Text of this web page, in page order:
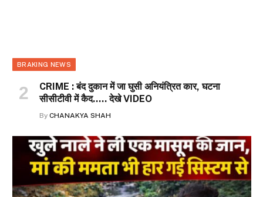
BRAKING NEWS
CRIME : बंद दुकान में जा घुसी अनियंत्रित कार, घटना
सीसीटीवी में कैद….. देखे VIDEO
By CHANAKYA SHAH